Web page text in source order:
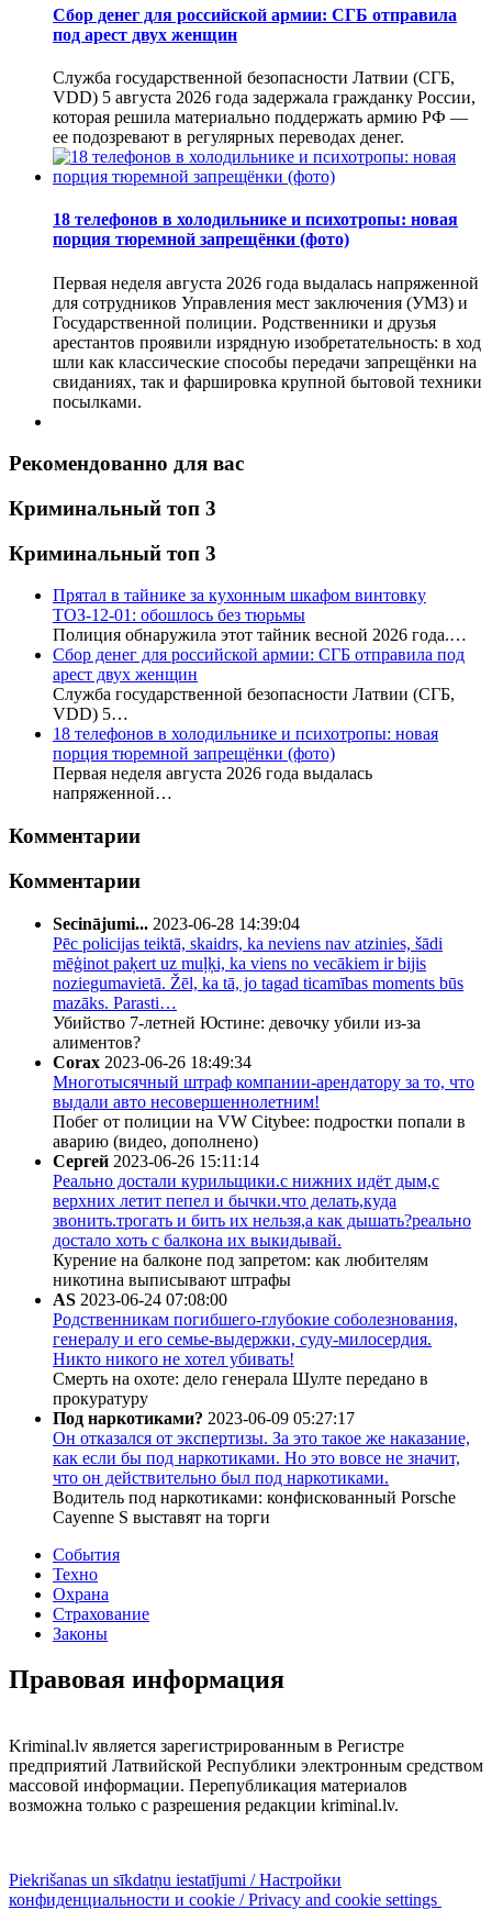
Сбор денег для российской армии: СГБ отправила
под арест двух женщин
Служба государственной безопасности Латвии (СГБ,
VDD) 5 августа 2026 года задержала гражданку России,
которая решила материально поддержать армию РФ —
ее подозревают в регулярных переводах денег.
18 телефонов в холодильнике и психотропы: новая
порция тюремной запрещёнки (фото)
Первая неделя августа 2026 года выдалась напряженной
для сотрудников Управления мест заключения (УМЗ) и
Государственной полиции. Родственники и друзья
арестантов проявили изрядную изобретательность: в ход
шли как классические способы передачи запрещёнки на
свиданиях, так и фаршировка крупной бытовой техники
посылками.
Рекомендованно для вас
Криминальный топ 3
Криминальный топ 3
Прятал в тайнике за кухонным шкафом винтовку
ТОЗ-12-01: обошлось без тюрьмы
Полиция обнаружила этот тайник весной 2026 года.…
Сбор денег для российской армии: СГБ отправила под
арест двух женщин
Служба государственной безопасности Латвии (СГБ,
VDD) 5…
18 телефонов в холодильнике и психотропы: новая
порция тюремной запрещёнки (фото)
Первая неделя августа 2026 года выдалась
напряженной…
Комментарии
Комментарии
Secinājumi... 2023-06-28 14:39:04
Pēc policijas teiktā, skaidrs, ka neviens nav atzinies, šādi
mēģinot paķert uz muļķi, ka viens no vecākiem ir bijis
noziegumavietā. Žēl, ka tā, jo tagad ticamības moments būs
mazāks. Parasti…
Убийство 7-летней Юстине: девочку убили из-за
алиментов?
Corax 2023-06-26 18:49:34
Многотысячный штраф компании-арендатору за то, что
выдали авто несовершеннолетним!
Побег от полиции на VW Citybee: подростки попали в
аварию (видео, дополнено)
Сергей 2023-06-26 15:11:14
Реально достали курильщики.с нижних идёт дым,с
верхних летит пепел и бычки.что делать,куда
звонить.трогать и бить их нельзя,а как дышать?реально
достало хоть с балкона их выкидывай.
Курение на балконе под запретом: как любителям
никотина выписывают штрафы
AS 2023-06-24 07:08:00
Родственникам погибшего-глубокие соболезнования,
генералу и его семье-выдержки, суду-милосердия.
Никто никого не хотел убивать!
Смерть на охоте: дело генерала Шулте передано в
прокуратуру
Под наркотиками? 2023-06-09 05:27:17
Он отказался от экспертизы. За это такое же наказание,
как если бы под наркотиками. Но это вовсе не значит,
что он действительно был под наркотиками.
Водитель под наркотиками: конфискованный Porsche
Cayenne S выставят на торги
События
Техно
Охрана
Страхование
Законы
Правовая информация
Kriminal.lv является зарегистрированным в Регистре
предприятий Латвийской Республики электронным средством
массовой информации. Перепубликация материалов
возможна только с разрешения редакции kriminal.lv.
Piekrišanas un sīkdatņu iestatījumi / Настройки
конфиденциальности и cookie / Privacy and cookie settings